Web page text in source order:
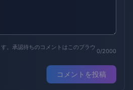
。承認待ちのコメントはこのブラウ
0/2000
コメントを投稿